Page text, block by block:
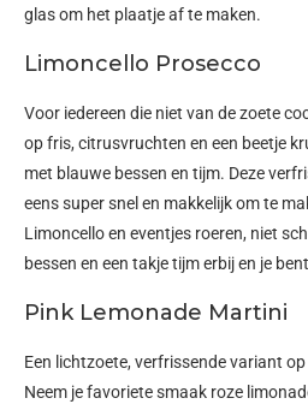
glas om het plaatje af te maken.
Limoncello Prosecco
Voor iedereen die niet van de zoete
op fris, citrusvruchten en een beetje
met blauwe bessen en tijm. Deze
eens super snel en makkelijk om te
Limoncello en eventjes roeren, niet
bessen en een takje tijm erbij en je
Pink Lemonade Martini
Een lichtzoete, verfrissende variant
Neem je favoriete smaak roze